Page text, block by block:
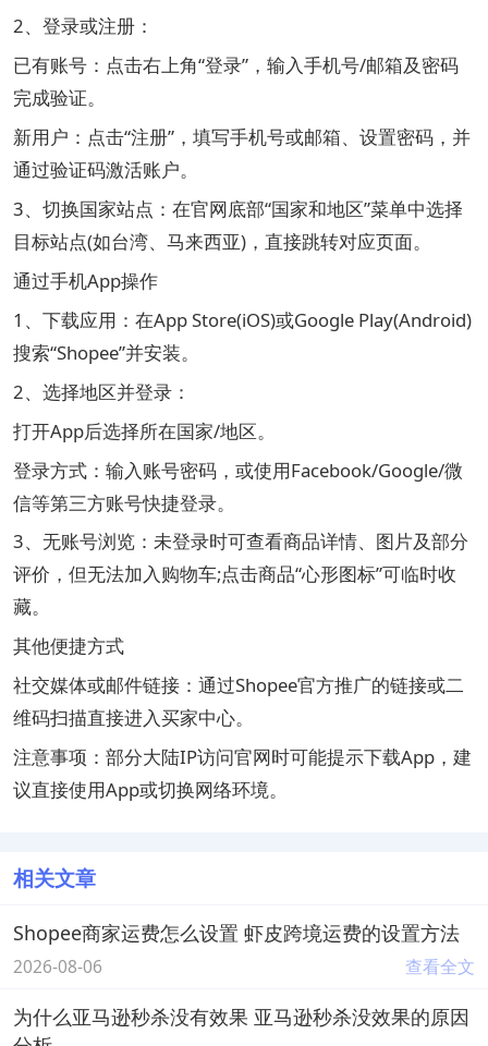
2、登录或注册：
已有账号：点击右上角“登录”，输入手机号/邮箱及密码
完成验证。
新用户：点击“注册”，填写手机号或邮箱、设置密码，并
通过验证码激活账户。
3、切换国家站点：在官网底部“国家和地区”菜单中选择
目标站点(如台湾、马来西亚)，直接跳转对应页面。
通过手机App操作
1、下载应用：在App Store(iOS)或Google Play(Android)
搜索“Shopee”并安装。
2、选择地区并登录：
打开App后选择所在国家/地区。
登录方式：输入账号密码，或使用Facebook/Google/微
信等第三方账号快捷登录。
3、无账号浏览：未登录时可查看商品详情、图片及部分
评价，但无法加入购物车;点击商品“心形图标”可临时收
藏。
其他便捷方式
社交媒体或邮件链接：通过Shopee官方推广的链接或二
维码扫描直接进入买家中心。
注意事项：部分大陆IP访问官网时可能提示下载App，建
议直接使用App或切换网络环境。
相关文章
Shopee商家运费怎么设置 虾皮跨境运费的设置方法
2026-08-06 查看全文
为什么亚马逊秒杀没有效果 亚马逊秒杀没效果的原因